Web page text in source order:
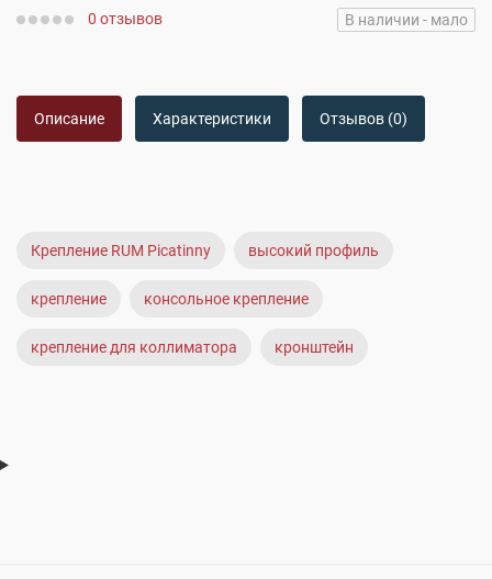
0 отзывов В наличии - мало
Описание Характеристики Отзывов (0)
Крепление RUM Picatinny высокий профиль
крепление консольное крепление
крепление для коллиматора кронштейн